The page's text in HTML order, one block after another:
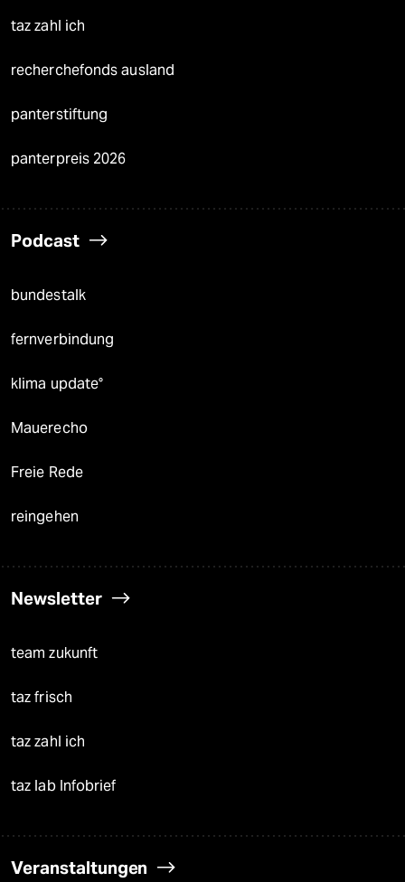
taz zahl ich
recherchefonds ausland
panterstiftung
panterpreis 2026
Podcast
bundestalk
fernverbindung
klima update°
Mauerecho
Freie Rede
reingehen
Newsletter
team zukunft
taz frisch
taz zahl ich
taz lab Infobrief
Veranstaltungen